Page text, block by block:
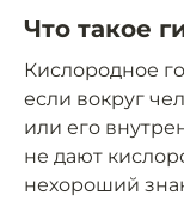
Что такое
Кислородное
если вокруг
или его
не дают
нехороший